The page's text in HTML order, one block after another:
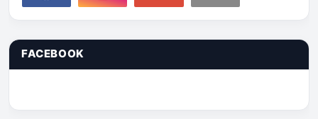
FACEBOOK